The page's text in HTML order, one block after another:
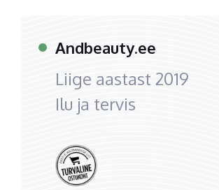
Andbeauty.ee
Liige aastast 2019
Ilu ja tervis